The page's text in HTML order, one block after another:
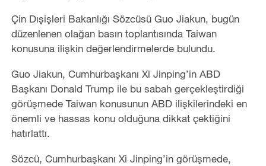
Çin Dışişleri Bakanlığı Sözcüsü Guo Jiakun, bugün
düzenlenen olağan basın toplantısında Taiwan
konusuna ilişkin değerlendirmelerde bulundu.
Guo Jiakun, Cumhurbaşkanı Xi Jinping’in ABD
Başkanı Donald Trump ile bu sabah gerçekleştirdiği
görüşmede Taiwan konusunun ABD ilişkilerindeki en
önemli ve hassas konu olduğuna dikkat çektiğini
hatırlattı.
Sözcü, Cumhurbaşkanı Xi Jinping’in görüşmede,